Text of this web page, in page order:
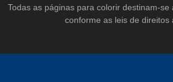
Todas as páginas para colorir destinam-se
conforme as leis de direitos